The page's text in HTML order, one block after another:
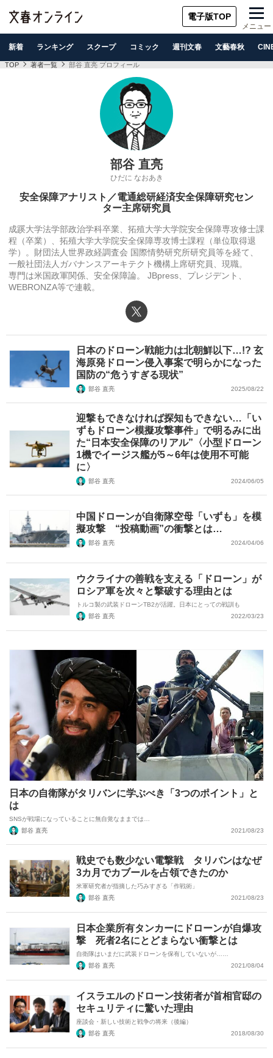
電子版TOP
メニュー
新着 ランキング スクープ コミック 週刊文春 文藝春秋
TOP 著者一覧 部谷 直亮 プロフィール
部谷 直亮
ひだに なおあき
安全保障アナリスト／電通総研経済安全保障研究セン
ター主席研究員
成蹊大学法学部政治学科卒業、拓殖大学大学院安全保障専攻修士課
程（卒業）、拓殖大学大学院安全保障専攻博士課程（単位取得退
学）。財団法人世界政経調査会 国際情勢研究所研究員等を経て、
一般社団法人ガバナンスアーキテクト機構上席研究員、現職。
専門は米国政軍関係、安全保障論。 JBpress、プレジデント、
WEBRONZA等で連載。
日本のドローン戦能力は北朝鮮以下…!? 玄
海原発ドローン侵入事案で明らかになった
国防の“危うすぎる現状”
部谷 直亮 2025/08/22
迎撃もできなければ探知もできない…「い
ずもドローン模擬攻撃事件」で明るみに出
た“日本安全保障のリアル”〈小型ドローン
1機でイージス艦が5～6年は使用不可能
に〉
部谷 直亮 2024/06/05
中国ドローンが自衛隊空母「いずも」を模
擬攻撃 “投稿動画”の衝撃とは…
部谷 直亮 2024/04/06
ウクライナの善戦を支える「ドローン」が
ロシア軍を次々と撃破する理由とは
トルコ製の武装ドローンTB2が活躍。日本にとっての戦訓も
部谷 直亮
2022/03/23
日本の自衛隊がタリバンに学ぶべき「3つのポイント」と
は
SNSが戦場になっていることに無自覚なままでは…
部谷 直亮
2021/08/23
戦史でも数少ない電撃戦 タリバンはなぜ
3カ月でカブールを占領できたのか
米軍研究者が指摘した巧みすぎる「作戦術」
部谷 直亮
2021/08/23
日本企業所有タンカーにドローンが自爆攻
撃 死者2名にとどまらない衝撃とは
自衛隊はいまだに武装ドローンを保有していないが……
部谷 直亮
2021/08/04
イスラエルのドローン技術者が首相官邸の
セキュリティに驚いた理由
座談会・新しい技術と戦争の将来（後編）
部谷 直亮
2018/08/30